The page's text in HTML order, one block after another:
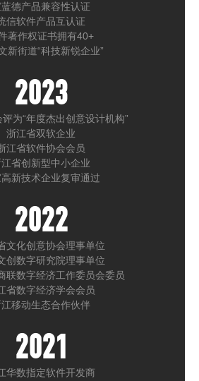
德产品兼容性认证
信软件产品互认证
著作权证书拥有40+
新街道“科技新锐企业”
2023
为“年度杰出创意设计机构”
浙江省双软企业
江省软件协会会员
省创新型中小企业
高新技术企业复审通过
2022
文化创意协会理事单位
创数字研究院理事单位
联数字经济工作委员会委员
省数字经济学会会员
移动生态合作伙伴
2021
华数指定软件开发商